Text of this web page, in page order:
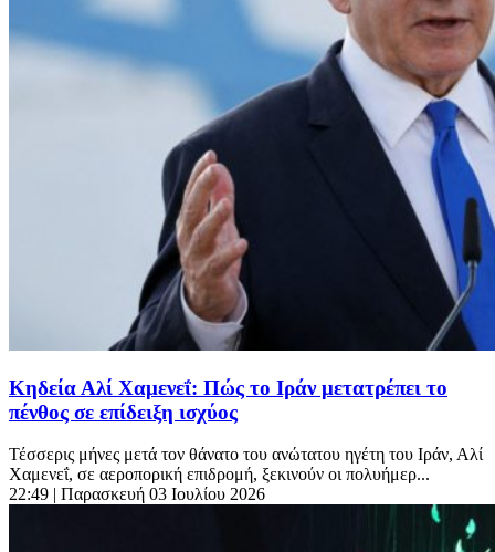
Κηδεία Αλί Χαμενεΐ: Πώς το Ιράν μετατρέπει το
πένθος σε επίδειξη ισχύος
Τέσσερις μήνες μετά τον θάνατο του ανώτατου ηγέτη του Ιράν, Αλί
Χαμενεΐ, σε αεροπορική επιδρομή, ξεκινούν οι πολυήμερ...
22:49 | Παρασκευή 03 Ιουλίου 2026